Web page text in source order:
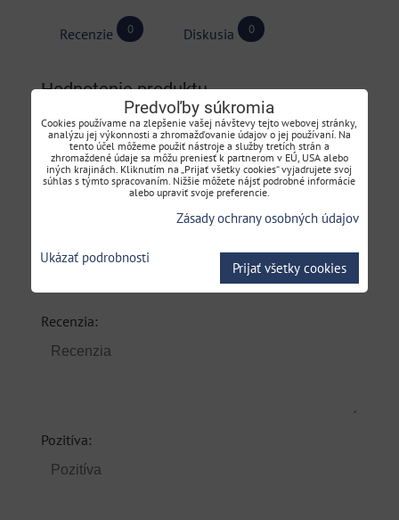
Recenzie 0 Diskusia 0
Hodnotenie produktu
Pridať recenziu
Názov:
Meno: *
Recenzia:
Pozitíva:
Predvoľby súkromia
Cookies používame na zlepšenie vašej návštevy tejto webovej stránky,
analýzu jej výkonnosti a zhromažďovanie údajov o jej používaní. Na
tento účel môžeme použiť nástroje a služby tretích strán a
zhromaždené údaje sa môžu preniesť k partnerom v EÚ, USA alebo
iných krajinách. Kliknutím na „Prijať všetky cookies“ vyjadrujete svoj
súhlas s týmto spracovaním. Nižšie môžete nájsť podrobné informácie
alebo upraviť svoje preferencie.
Zásady ochrany osobných údajov
Ukázať podrobnosti
Prijať všetky cookies